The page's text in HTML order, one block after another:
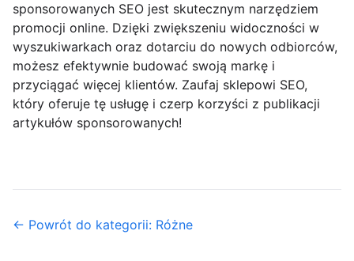
sponsorowanych SEO jest skutecznym narzędziem
promocji online. Dzięki zwiększeniu widoczności w
wyszukiwarkach oraz dotarciu do nowych odbiorców,
możesz efektywnie budować swoją markę i
przyciągać więcej klientów. Zaufaj sklepowi SEO,
który oferuje tę usługę i czerp korzyści z publikacji
artykułów sponsorowanych!
← Powrót do kategorii: Różne